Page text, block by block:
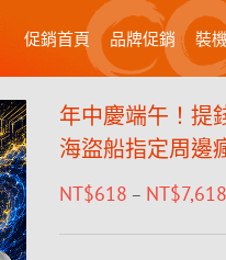
促銷首頁 品牌促銷 裝
年中慶端午！提
海盜船指定周邊
NT$618 – NT$7,618